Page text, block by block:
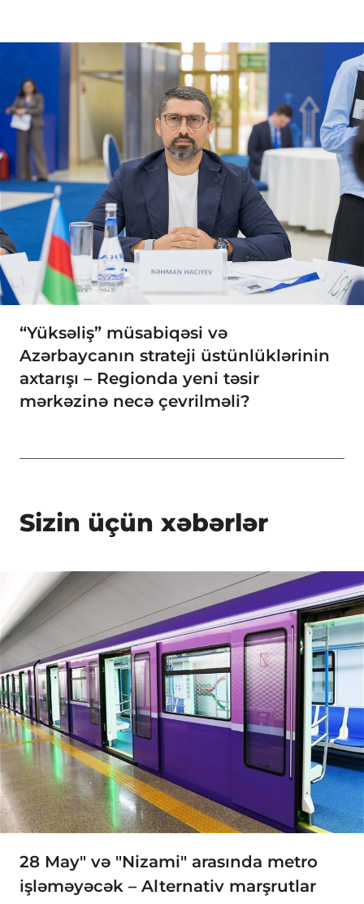
“Yüksəliş” müsabiqəsi və
Azərbaycanın strateji üstünlüklərinin
axtarışı – Regionda yeni təsir
mərkəzinə necə çevrilməli?
Sizin üçün xəbərlər
28 May" və "Nizami" arasında metro
işləməyəcək – Alternativ marşrutlar